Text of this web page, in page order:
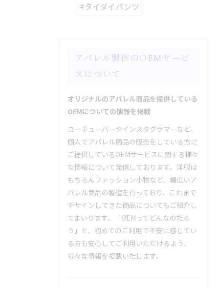
#タイダイパンツ
アパレル製作のOEMサービ
スについて
オリジナルのアパレル商品を提供している
OEMについての情報を掲載
ユーチューバーやインスタグラマーなど、
個人でアパレル商品の販売をしている方に
ご提供しているOEMサービスに関する様々
な情報について発信しております。洋服は
もちろんファッション小物など、幅広いア
パレル商品の製造を行っており、これまで
デザインしてきた商品についてもご紹介し
てまいります。「OEMってどんなのだろ
う」と、初めてのご利用で不安に感じてい
る方も安心してご利用いただけるよう、
様々な情報を掲載いたします。